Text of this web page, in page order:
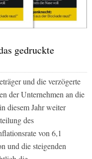
gedruckte
und die verzögerte
der Unternehmen an die
diesem Jahr weiter
des
von 6,1
und die steigenden